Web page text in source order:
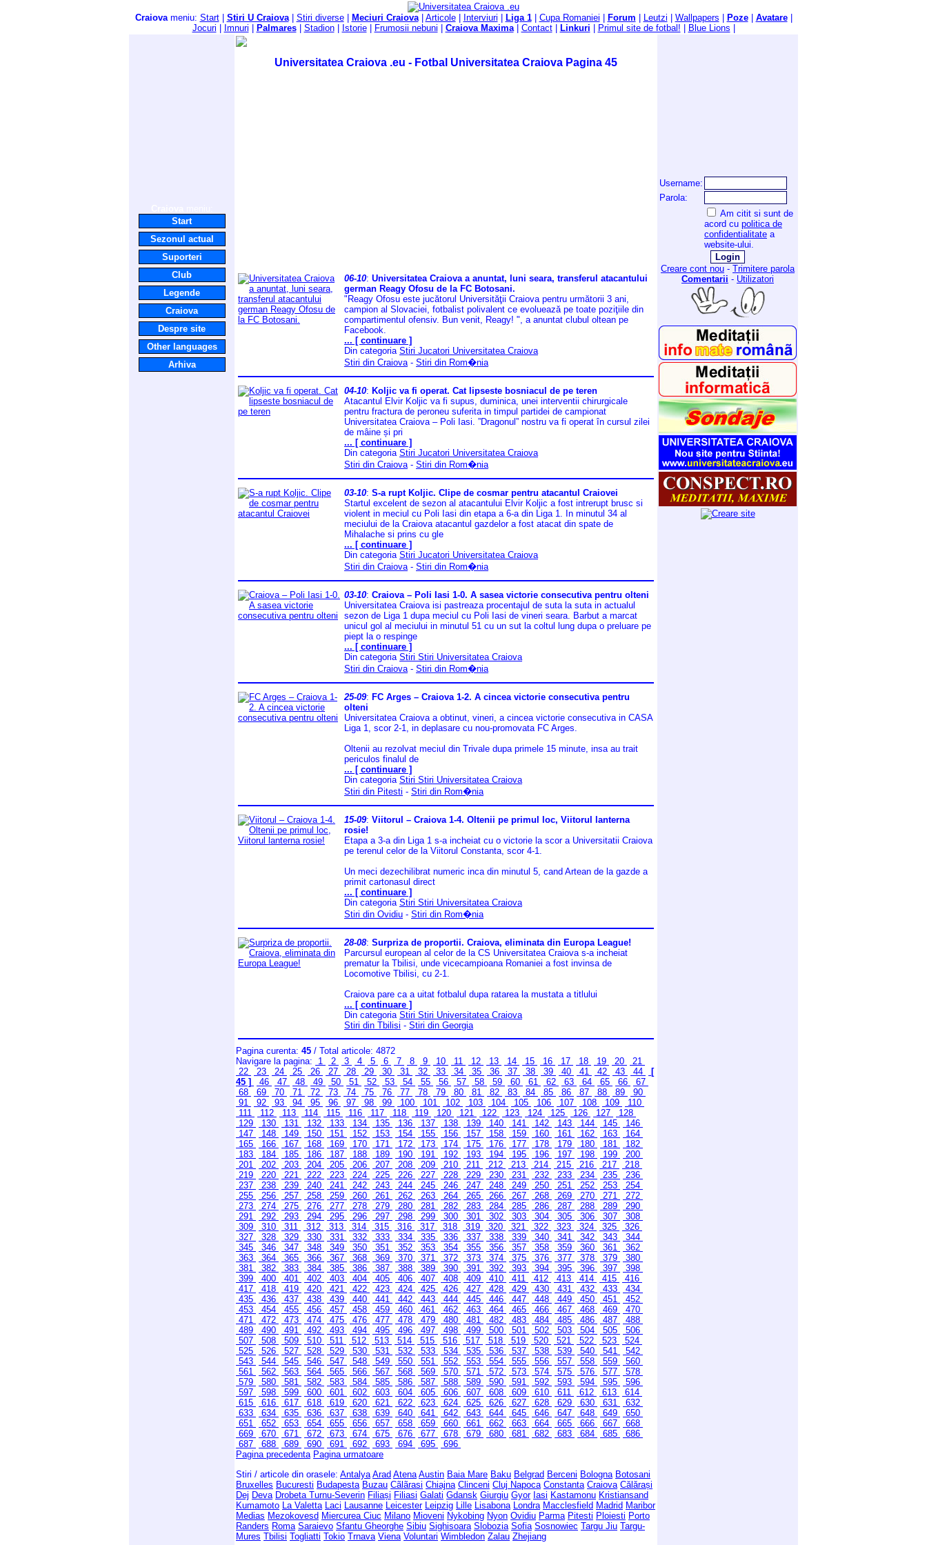
Craiovameniu: Start| Stiri U Craiova| Stiri diverse| Meciuri Craiova| Articole| Interviuri Liga 1| Cupa Romaniei Forum Leutzi Wallpapers Poze| Avatare|
Jocuri
Imnuri Palmares| Stadion| Istorie| Frumosii nebuni Craiova Maxima| Contact| Linkuri Primul site de fotbal! Blue Lions
Start
Sezonul actual
Suporteri
Club
Legende
Craiova
Despre site
Other languages
Arhiva
Universitatea Craiova .eu - Fotbal Universitatea Craiova Pagina 45
06-10: Universitatea Craiova a anuntat, luni seara, transferul atacantului
german Reagy Ofosu de la FC Botosani.
"Reagy Ofosu este jucătorul Universităţii Craiova pentru următorii 3 ani,
campion al Slovaciei, fotbalist polivalent ce evoluează pe toate poziţiile din
compartimentul ofensiv. Bun venit, Reagy! ", a anuntat clubul oltean pe
Facebook.
... [ continuare ]
Din categoria Stiri Jucatori Universitatea Craiova
Stiri din Craiova- Stiri din Rom�nia
04-10: Koljic va fi operat. Cat lipseste bosniacul de pe teren
Atacantul Elvir Koljic va fi supus, duminica, unei interventii chirurgicale
pentru fractura de peroneu suferita in timpul partidei de campionat
Universitatea Craiova – Poli Iasi. ”Dragonul” nostru va fi operat în cursul zilei
de mâine și pri
... [ continuare ]
Din categoria Stiri Jucatori Universitatea Craiova
Stiri din Craiova- Stiri din Rom�nia
03-10: S-a rupt Koljic. Clipe de cosmar pentru atacantul Craiovei
Startul excelent de sezon al atacantului Elvir Koljic a fost intrerupt brusc si
violent in meciul cu Poli Iasi din etapa a 6-a din Liga 1. In minutul 34 al
meciului de la Craiova atacantul gazdelor a fost atacat din spate de
Mihalache si prins cu gle
... [ continuare ]
Din categoria Stiri Jucatori Universitatea Craiova
Stiri din Craiova- Stiri din Rom�nia
03-10: Craiova – Poli Iasi 1-0. A sasea victorie consecutiva pentru olteni
Universitatea Craiova isi pastreaza procentajul de suta la suta in actualul
sezon de Liga 1 dupa meciul cu Poli Iasi de vineri seara. Barbut a marcat
unicul gol al meciului in minutul 51 cu un sut la coltul lung dupa o preluare pe
piept la o respinge
... [ continuare ]
Din categoria Stiri Stiri Universitatea Craiova
Stiri din Craiova- Stiri din Rom�nia
25-09: FC Arges – Craiova 1-2. A cincea victorie consecutiva pentru
olteni
Universitatea Craiova a obtinut, vineri, a cincea victorie consecutiva in CASA
Liga 1, scor 2-1, in deplasare cu nou-promovata FC Arges.
Oltenii au rezolvat meciul din Trivale dupa primele 15 minute, insa au trait
periculos finalul de
... [ continuare ]
Din categoria Stiri Stiri Universitatea Craiova
Stiri din Pitesti - Stiri din Rom�nia
15-09: Viitorul – Craiova 1-4. Oltenii pe primul loc, Viitorul lanterna
rosie!
Etapa a 3-a din Liga 1 s-a incheiat cu o victorie la scor a Universitatii Craiova
pe terenul celor de la Viitorul Constanta, scor 4-1.
Un meci dezechilibrat numeric inca din minutul 5, cand Artean de la gazde a
primit cartonasul direct
... [ continuare ]
Din categoria Stiri Stiri Universitatea Craiova
Stiri din Ovidiu - Stiri din Rom�nia
28-08: Surpriza de proportii. Craiova, eliminata din Europa League!
Parcursul european al celor de la CS Universitatea Craiova s-a incheiat
prematur la Tbilisi, unde vicecampioana Romaniei a fost invinsa de
Locomotive Tbilisi, cu 2-1.
Craiova pare ca a uitat fotbalul dupa ratarea la mustata a titlului
... [ continuare ]
Din categoria Stiri Stiri Universitatea Craiova
Stiri din Tbilisi - Stiri din Georgia
Pagina curenta: 45 / Total articole: 4872
Navigare la pagina:
1 2 3 4 5 6 7 8 9 10 11 12 13 14 15 16 17 18 19 20
21
22
23 24 25 26 27 28 29 30 31 32 33 34 35 36 37 38 39 40 41 42 43 44
[
45 ]
46 47 48 49 50 51 52 53 54 55 56 57 58 59 60 61 62 63 64 65 66
67
68
69 70 71 72 73 74 75 76 77 78 79 80 81 82 83 84 85 86 87 88 89
90
91
92 93 94 95 96 97 98 99 100 101 102 103 104 105 106 107 108 109
110
111
112 113 114 115 116 117 118 119 120 121 122 123 124 125 126 127
128
129
130 131 132 133 134 135 136 137 138 139 140 141 142 143 144 145
146
147
148 149 150 151 152 153 154 155 156 157 158 159 160 161 162 163
164
165
166 167 168 169 170 171 172 173 174 175 176 177 178 179 180 181
182
183
184 185 186 187 188 189 190 191 192 193 194 195 196 197 198 199
200
201
202 203 204 205 206 207 208 209 210 211 212 213 214 215 216 217
218
219
220 221 222 223 224 225 226 227 228 229 230 231 232 233 234 235
236
237
238 239 240 241 242 243 244 245 246 247 248 249 250 251 252 253
254
255
256 257 258 259 260 261 262 263 264 265 266 267 268 269 270 271
272
273
274 275 276 277 278 279 280 281 282 283 284 285 286 287 288 289
290
291
292 293 294 295 296 297 298 299 300 301 302 303 304 305 306 307
308
309
310 311 312 313 314 315 316 317 318 319 320 321 322 323 324 325
326
327
328 329 330 331 332 333 334 335 336 337 338 339 340 341 342 343
344
345
346 347 348 349 350 351 352 353 354 355 356 357 358 359 360 361
362
363
364 365 366 367 368 369 370 371 372 373 374 375 376 377 378 379
380
381
382 383 384 385 386 387 388 389 390 391 392 393 394 395 396 397
398
399
400 401 402 403 404 405 406 407 408 409 410 411 412 413 414 415
416
417
418 419 420 421 422 423 424 425 426 427 428 429 430 431 432 433
434
435
436 437 438 439 440 441 442 443 444 445 446 447 448 449 450 451
452
453
454 455 456 457 458 459 460 461 462 463 464 465 466 467 468 469
470
471
472 473 474 475 476 477 478 479 480 481 482 483 484 485 486 487
488
489
490 491 492 493 494 495 496 497 498 499 500 501 502 503 504 505
506
507
508 509 510 511 512 513 514 515 516 517 518 519 520 521 522 523
524
525
526 527 528 529 530 531 532 533 534 535 536 537 538 539 540 541
542
543
544 545 546 547 548 549 550 551 552 553 554 555 556 557 558 559
560
561
562 563 564 565 566 567 568 569 570 571 572 573 574 575 576 577
578
579
580 581 582 583 584 585 586 587 588 589 590 591 592 593 594 595
596
597
598 599 600 601 602 603 604 605 606 607 608 609 610 611 612 613
614
615
616 617 618 619 620 621 622 623 624 625 626 627 628 629 630 631
632
633
634 635 636 637 638 639 640 641 642 643 644 645 646 647 648 649
650
651
652 653 654 655 656 657 658 659 660 661 662 663 664 665 666 667
668
669
670 671 672 673 674 675 676 677 678 679 680 681 682 683 684 685
686
687
688 689 690 691 692 693 694 695
696
Pagina precedenta Pagina urmatoare
Stiri / articole din orasele: Antalya Arad Atena Austin Baia Mare Baku Belgrad Berceni Bologna Botosani
Bruxelles Bucuresti Budapesta Buzau Cãlãrasi Chiajna Clinceni Cluj Napoca Constanta Craiova Călărași
Dej Deva Drobeta Turnu-Severin Filiași Filiasi Galati Gdansk Giurgiu Gyor Iasi Kastamonu Kristiansand
Kumamoto
La Valetta Laci Lausanne Leicester Leipzig Lille Lisabona Londra Macclesfield Madrid Maribor
Medias Mezokovesd Miercurea Ciuc Milano Mioveni Nykobing Nyon Ovidiu Parma Pitesti Ploiesti Porto
Randers Roma Saraievo Sfantu Gheorghe Sibiu Sighisoara Slobozia Sofia Sosnowiec Targu Jiu Targu-
Mures Tbilisi Togliatti Tokio Trnava Viena Voluntari Wimbledon Zalau Zhejiang
Username:
Parola:
Am citit si sunt de
acord cu politica de
confidentialitate a
website-ului.
Creare cont nou - Trimitere parola
Comentarii - Utilizatori